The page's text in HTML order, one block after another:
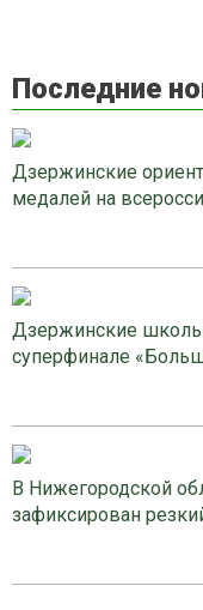
Последние
Дзержинские
медалей на
Дзержинские
суперфинале
В Нижегородской
зафиксирован